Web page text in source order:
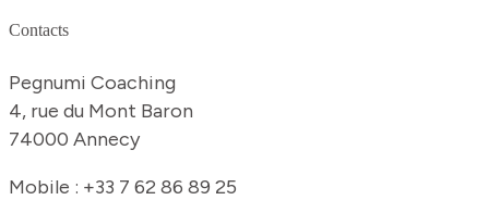
Contacts
Pegnumi Coaching
4, rue du Mont Baron
74000 Annecy
Mobile : +33 7 62 86 89 25